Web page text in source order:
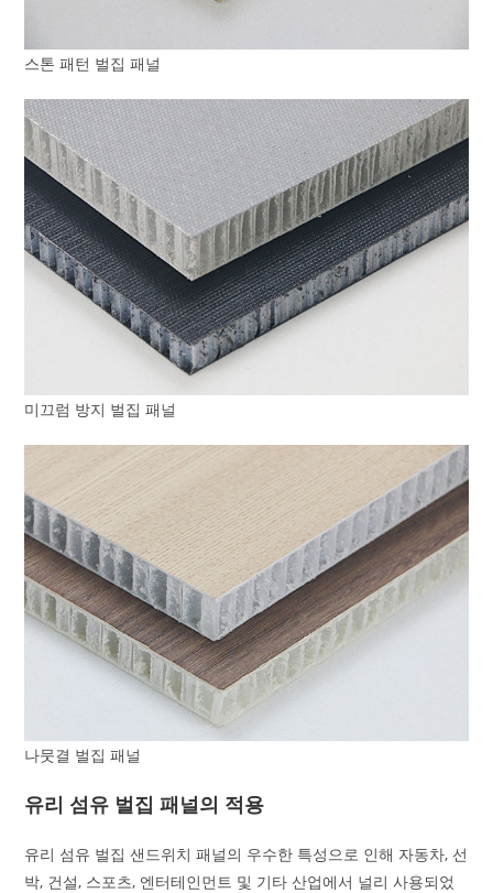
스톤 패턴 벌집 패널
미끄럼 방지 벌집 패널
나뭇결 벌집 패널
유리 섬유 벌집 패널의 적용
유리 섬유 벌집 샌드위치 패널의 우수한 특성으로 인해 자동차, 선
박, 건설, 스포츠, 엔터테인먼트 및 기타 산업에서 널리 사용되었